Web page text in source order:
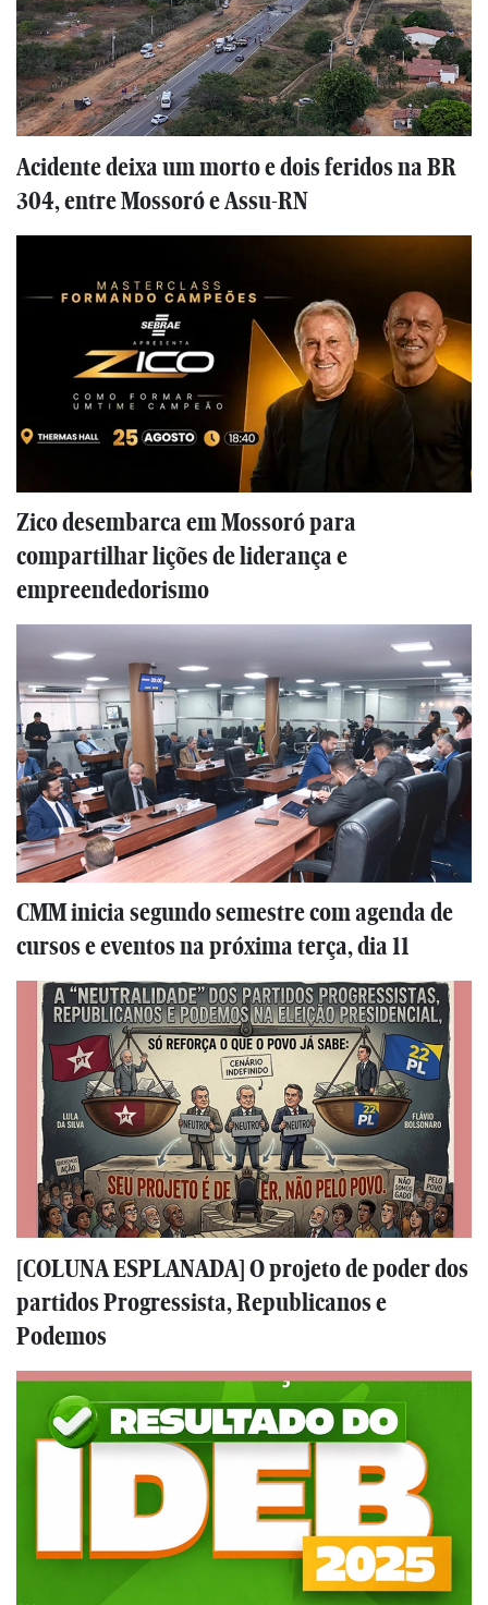
Acidente deixa um morto e dois feridos na BR
304, entre Mossoró e Assu-RN
Zico desembarca em Mossoró para
compartilhar lições de liderança e
empreendedorismo
CMM inicia segundo semestre com agenda de
cursos e eventos na próxima terça, dia 11
[COLUNA ESPLANADA] O projeto de poder dos
partidos Progressista, Republicanos e
Podemos